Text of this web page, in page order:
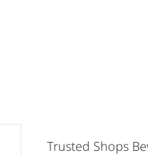
Trusted Shops